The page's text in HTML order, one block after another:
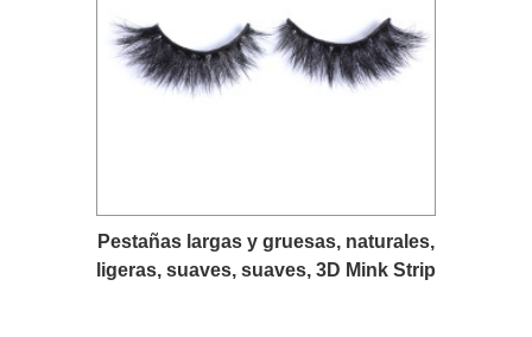
Pestañas largas y gruesas, naturales,
ligeras, suaves, suaves, 3D Mink Strip